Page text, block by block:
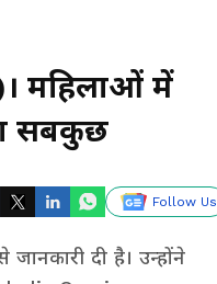
महिलाओं में
सबकुछ
Follow Us
दी है। उन्होंने